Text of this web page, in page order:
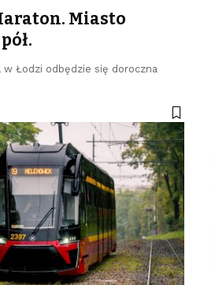
Miasto
w Łodzi odbędzie się doroczna